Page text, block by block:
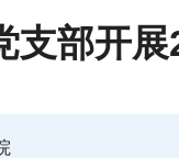
支部开